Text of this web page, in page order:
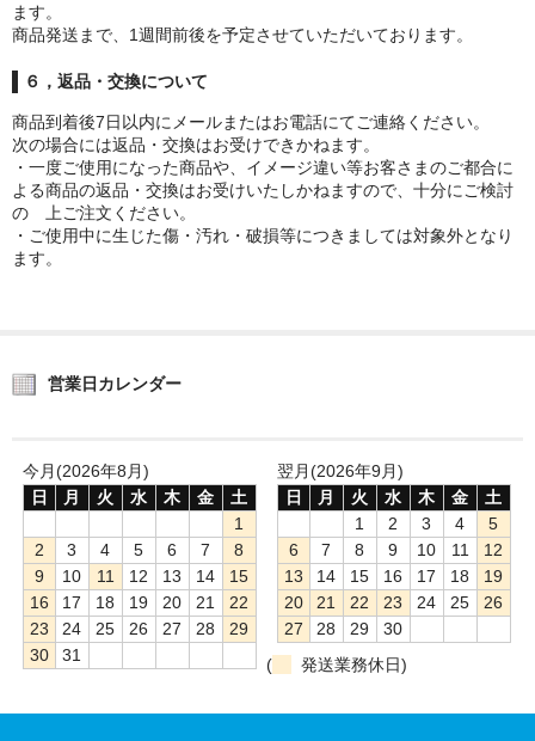
ます。
商品発送まで、1週間前後を予定させていただいております。
６，返品・交換について
商品到着後7日以内にメールまたはお電話にてご連絡ください。
次の場合には返品・交換はお受けできかねます。
・一度ご使用になった商品や、イメージ違い等お客さまのご都合に
よる商品の返品・交換はお受けいたしかねますので、十分にご検討
の 上ご注文ください。
・ご使用中に生じた傷・汚れ・破損等につきましては対象外となり
ます。
営業日カレンダー
今月(2026年8月)
日
月 火 水 木 金
土
1
2
3 4 5 6 7
8
9
10 11 12 13 14
15
16
17 18 19 20 21
22
23
24 25 26 27 28
29
30
31
翌月(2026年9月)
日
月 火 水 木 金
土
1
2 3 4
5
6
7 8 9 10 11
12
13
14 15 16 17 18
19
20
21 22 23 24 25
26
27
28 29
30
(
発送業務休日)